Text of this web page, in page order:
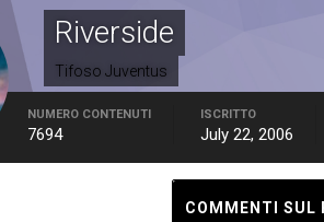
Riverside
Tifoso Juventus
NUMERO CONTENUTI
7694
ISCRITTO
July 22, 2006
COMMENTI SUL